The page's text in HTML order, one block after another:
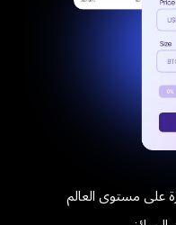
على مستوى العالم